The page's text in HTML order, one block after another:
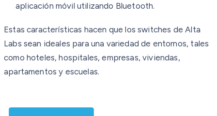
aplicación móvil utilizando Bluetooth.
Estas características hacen que los switches de Alta
Labs sean ideales para una variedad de entornos, tales
como hoteles, hospitales, empresas, viviendas,
apartamentos y escuelas.